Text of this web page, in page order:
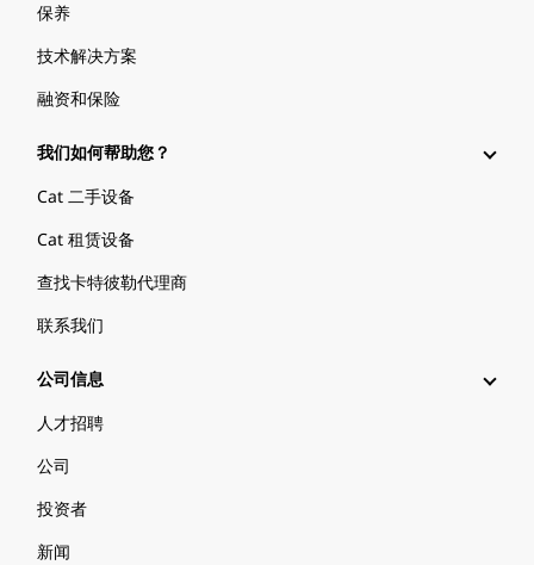
保养
技术解决方案
融资和保险
我们如何帮助您？
Cat 二手设备
Cat 租赁设备
查找卡特彼勒代理商
联系我们
公司信息
人才招聘
公司
投资者
新闻